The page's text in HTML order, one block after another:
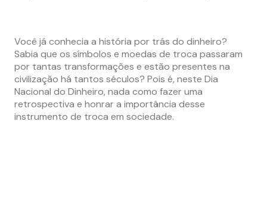
Você já conhecia a história por trás do dinheiro?
Sabia que os símbolos e moedas de troca passaram
por tantas transformações e estão presentes na
civilização há tantos séculos? Pois é, neste Dia
Nacional do Dinheiro, nada como fazer uma
retrospectiva e honrar a importância desse
instrumento de troca em sociedade.